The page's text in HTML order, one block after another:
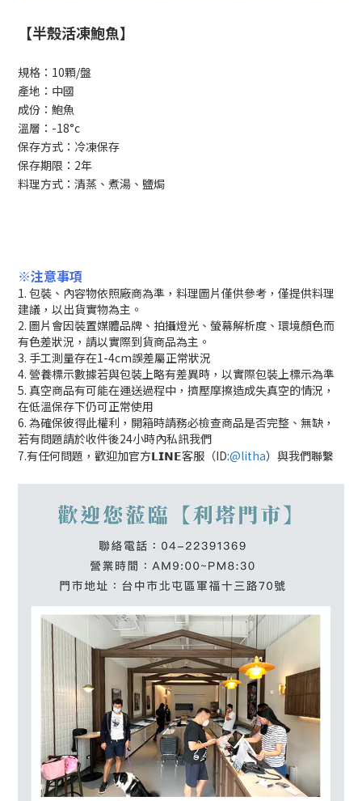
【半殼活凍鮑魚】
規格：10顆/盤
產地：中國
成份：鮑魚
溫層：-18°c
保存方式：冷凍保存
保存期限：2年
料理方式：清蒸、煮湯、鹽焗
※注意事項
1. 包裝、內容物依照廠商為準，料理圖片僅供參考，僅提供料理
建議，以出貨實物為主。
2. 圖片會因裝置媒體品牌、拍攝燈光、螢幕解析度、環境顏色而
有色差狀況，請以實際到貨商品為主。
3. 手工測量存在1-4cm誤差屬正常狀況
4. 營養標示數據若與包裝上略有差異時，以實際包裝上標示為準
5. 真空商品有可能在運送過程中，擠壓摩擦造成失真空的情況，
在低溫保存下仍可正常使用
6. 為確保彼得此權利，開箱時請務必檢查商品是否完整、無缺，
若有問題請於收件後24小時內私訊我們
7.有任何問題，歡迎加官方𝗟𝗜𝗡𝗘客服（ID:@litha）與我們聯繫